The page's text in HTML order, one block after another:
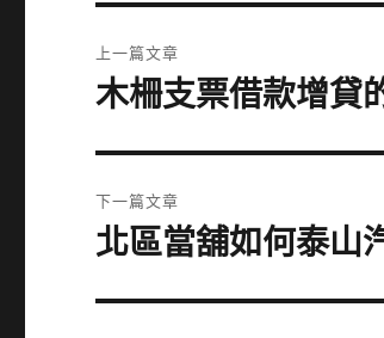
章
上一篇文章
上
篇
文
章:
木柵支票借款增貸
下一篇文章
下
篇
北區當舖如何泰山